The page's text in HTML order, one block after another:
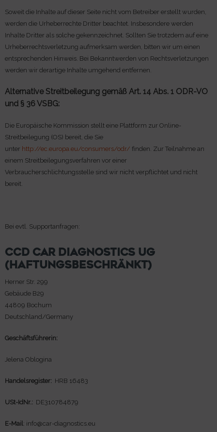
Soweit die Inhalte auf dieser Seite nicht vom Betreiber erstellt wurden,
werden die Urheberrechte Dritter beachtet. Insbesondere werden
Inhalte Dritter als solche gekennzeichnet. Sollten Sie trotzdem auf eine
Urheberrechtsverletzung aufmerksam werden, bitten wir um einen
entsprechenden Hinweis. Bei Bekanntwerden von Rechtsverletzungen
werden wir derartige Inhalte umgehend entfernen.
Alternative Streitbeilegung gemäß Art. 14 Abs. 1 ODR-VO
und § 36 VSBG:
Die Europäische Kommission stellt eine Plattform zur Online-
Streitbeilegung (OS) bereit, die Sie
unter http://ec.europa.eu/consumers/odr/ finden. Zur Teilnahme an
einem Streitbeilegungsverfahren vor einer
Verbraucherschlichtungsstelle sind wir nicht verpflichtet und nicht
bereit.
Bei evtl. Supportanfragen:
CCD CAR DIAGNOSTICS UG
(HAFTUNGSBESCHRÄNKT)
Herner Str. 299
Gebäude B29
44809 Bochum
Deutschland/Germany
Geschäftsführerin:
Jelena Oblogina
Handelsregister: HRB 16483
USt-IdNr.: DE310784879
E-Mail: info@car-diagnostics.eu